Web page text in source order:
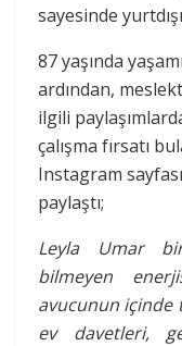
sayesinde
87 yaşında
ardından,
ilgili
çalışma fırsatı
Instagram
paylaştı;
Leyla Umar
bilmeyen
avucunun içinde
ev davetleri,